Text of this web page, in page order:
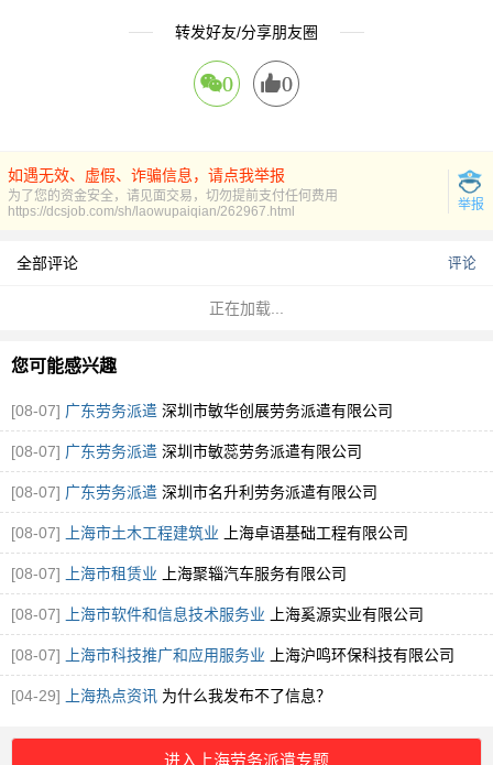
转发好友/分享朋友圈
0 0
如遇无效、虚假、诈骗信息，请点我举报
为了您的资金安全，请见面交易，切勿提前支付任何费用
举报
https://dcsjob.com/sh/laowupaiqian/262967.html
全部评论 评论
正在加载...
您可能感兴趣
[08-07] 广东劳务派遣 深圳市敏华创展劳务派遣有限公司
[08-07] 广东劳务派遣 深圳市敏蕊劳务派遣有限公司
[08-07] 广东劳务派遣 深圳市名升利劳务派遣有限公司
[08-07] 上海市土木工程建筑业 上海卓语基础工程有限公司
[08-07] 上海市租赁业 上海聚辎汽车服务有限公司
[08-07] 上海市软件和信息技术服务业 上海奚源实业有限公司
[08-07] 上海市科技推广和应用服务业 上海沪鸣环保科技有限公司
[04-29] 上海热点资讯 为什么我发布不了信息？
进入上海劳务派遣专题